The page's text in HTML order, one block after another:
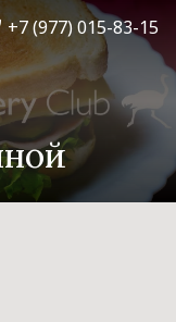
+7 (977) 015-83-15